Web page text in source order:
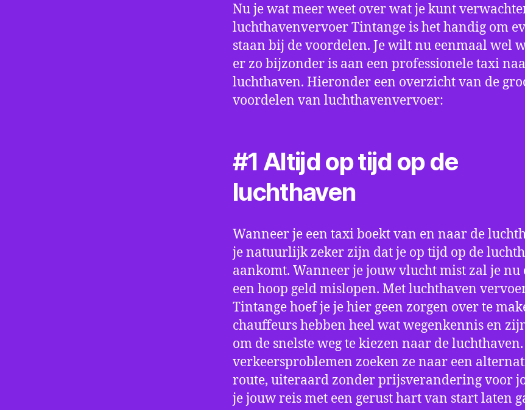
Nu je wat meer weet over wat je kunt
luchthavenvervoer Tintange is het handig om
staan bij de voordelen. Je wilt nu eenmaal wel
er zo bijzonder is aan een professionele taxi
luchthaven. Hieronder een overzicht van de
voordelen van luchthavenvervoer:
#1 Altijd op tijd op de
luchthaven
Wanneer je een taxi boekt van en naar de
je natuurlijk zeker zijn dat je op tijd op de
aankomt. Wanneer je jouw vlucht mist zal je nu
een hoop geld mislopen. Met luchthaven
Tintange hoef je je hier geen zorgen over te
chauffeurs hebben heel wat wegenkennis en
om de snelste weg te kiezen naar de
verkeersproblemen zoeken ze naar een
route, uiteraard zonder prijsverandering voor
je jouw reis met een gerust hart van start laten